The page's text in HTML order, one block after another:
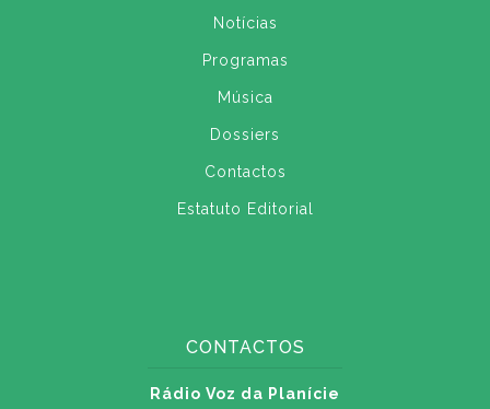
Notícias
Programas
Música
Dossiers
Contactos
Estatuto Editorial
CONTACTOS
Rádio Voz da Planície